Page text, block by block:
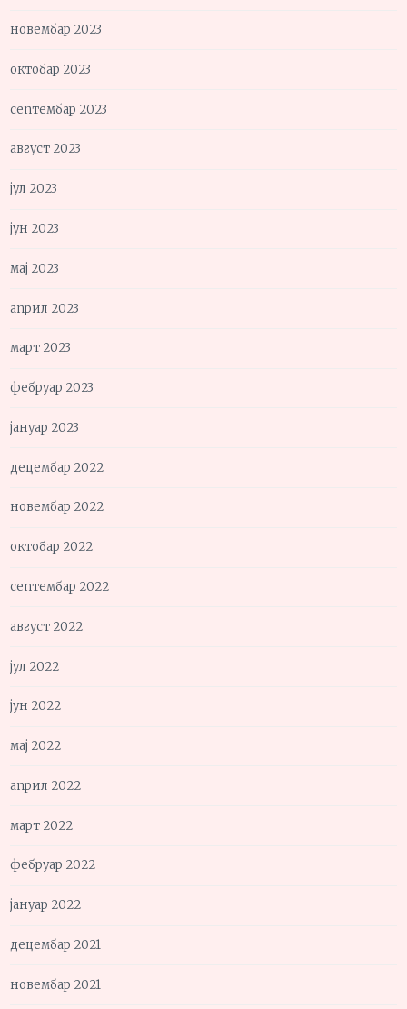
новембар 2023
октобар 2023
септембар 2023
август 2023
јул 2023
јун 2023
мај 2023
април 2023
март 2023
фебруар 2023
јануар 2023
децембар 2022
новембар 2022
октобар 2022
септембар 2022
август 2022
јул 2022
јун 2022
мај 2022
април 2022
март 2022
фебруар 2022
јануар 2022
децембар 2021
новембар 2021